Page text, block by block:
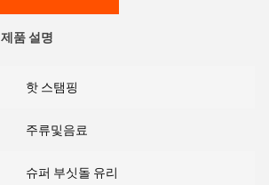
제품 설명
핫 스탬핑
주류및음료
슈퍼 부싯돌 유리